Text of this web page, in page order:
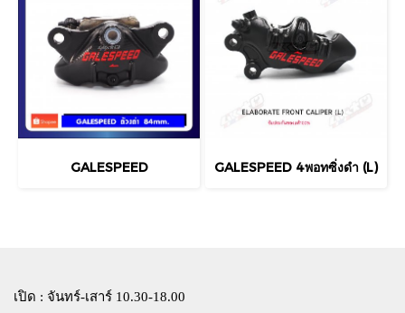
GALESPEED GALESPEED 4พอทซิ่งดำ (L)
เปิด : จันทร์-เสาร์ 10.30-18.00